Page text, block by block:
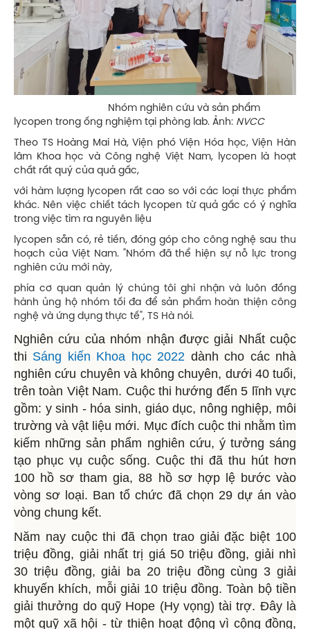
Nhóm nghiên cứu và sản phẩm
lycopen trong ống nghiệm tại phòng lab. Ảnh: NVCC
Theo TS Hoàng Mai Hà, Viện phó Viện Hóa học, Viện Hàn
lâm Khoa học và Công nghệ Việt Nam, lycopen là hoạt
chất rất quý của quả gấc,
với hàm lượng lycopen rất cao so với các loại thực phẩm
khác. Nên việc chiết tách lycopen từ quả gấc có ý nghĩa
trong việc tìm ra nguyên liệu
lycopen sẵn có, rẻ tiền, đóng góp cho công nghệ sau thu
hoạch của Việt Nam. "Nhóm đã thể hiện sự nỗ lực trong
nghiên cứu mới này,
phía cơ quan quản lý chúng tôi ghi nhận và luôn đồng
hành ủng hộ nhóm tối đa để sản phẩm hoàn thiện công
nghệ và ứng dụng thực tế", TS Hà nói.
Nghiên cứu của nhóm nhận được giải Nhất cuộc
thi Sáng kiến Khoa học 2022 dành cho các nhà
nghiên cứu chuyên và không chuyên, dưới 40 tuổi,
trên toàn Việt Nam. Cuộc thi hướng đến 5 lĩnh vực
gồm: y sinh - hóa sinh, giáo dục, nông nghiệp, môi
trường và vật liệu mới. Mục đích cuộc thi nhằm tìm
kiếm những sản phẩm nghiên cứu, ý tưởng sáng
tạo phục vụ cuộc sống. Cuộc thi đã thu hút hơn
100 hồ sơ tham gia, 88 hồ sơ hợp lệ bước vào
vòng sơ loại. Ban tổ chức đã chọn 29 dự án vào
vòng chung kết.
Năm nay cuộc thi đã chọn trao giải đặc biệt 100
triệu đồng, giải nhất trị giá 50 triệu đồng, giải nhì
30 triệu đồng, giải ba 20 triệu đồng cùng 3 giải
khuyến khích, mỗi giải 10 triệu đồng. Toàn bộ tiền
giải thưởng do quỹ Hope (Hy vọng) tài trợ. Đây là
một quỹ xã hội - từ thiện hoạt động vì cộng đồng,